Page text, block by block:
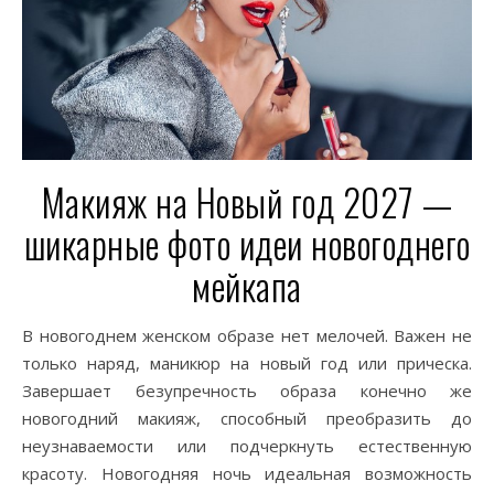
Макияж на Новый год 2027 —
шикарные фото идеи новогоднего
мейкапа
В новогоднем женском образе нет мелочей. Важен не
только наряд, маникюр на новый год или прическа.
Завершает безупречность образа конечно же
новогодний макияж, способный преобразить до
неузнаваемости или подчеркнуть естественную
красоту. Новогодняя ночь идеальная возможность